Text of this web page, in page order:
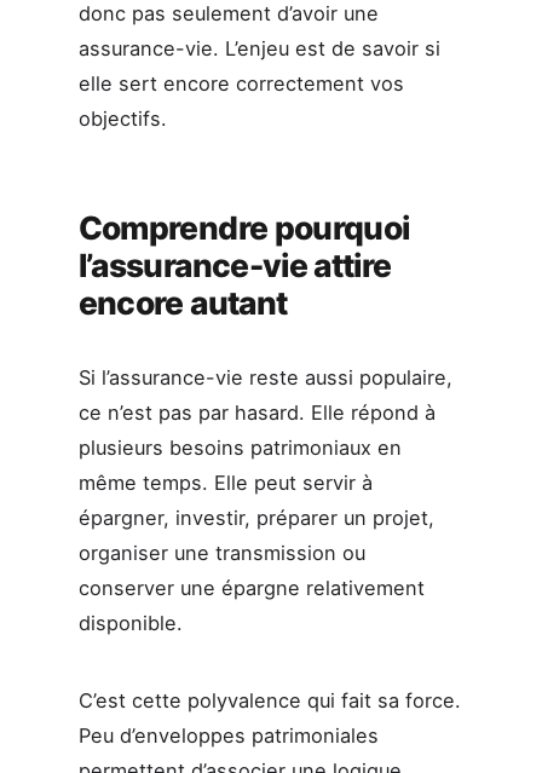
donc pas seulement d’avoir une
assurance-vie. L’enjeu est de savoir si
elle sert encore correctement vos
objectifs.
Comprendre pourquoi
l’assurance-vie attire
encore autant
Si l’assurance-vie reste aussi populaire,
ce n’est pas par hasard. Elle répond à
plusieurs besoins patrimoniaux en
même temps. Elle peut servir à
épargner, investir, préparer un projet,
organiser une transmission ou
conserver une épargne relativement
disponible.
C’est cette polyvalence qui fait sa force.
Peu d’enveloppes patrimoniales